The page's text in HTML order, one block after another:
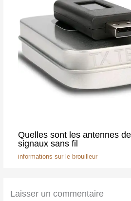
Quelles sont les antennes
signaux sans fil
informations sur le brouilleur
Laisser un commentaire